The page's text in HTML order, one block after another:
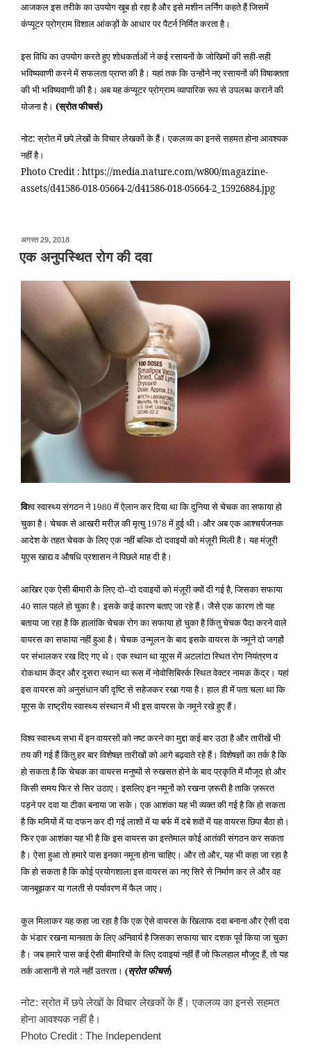
आजकल इस तरीके का उपयोग खूब हो रहा है और इसे मशीन लर्निंग कहते हैं जिसमें
कंप्यूटर प्रोग्राम विशाल आंकड़ों के आधार पर पैटर्न निर्मित करता है।
इस विधि का उपयोग करते हुए शोधकर्ताओं ने कई रसायनों के जोखिमों की सही-सही
भविष्यवाणी करने में सफलता प्राप्त की है। यहां तक कि उन्होंने नए रसायनों की विषाक्तता
की भी भविष्यवाणी की है। अब यह कंप्यूटर प्रोग्राम व्यापारिक रूप से उपलब्ध कराने की
योजना है। (स्रोत फीचर्स)
नोट: स्रोत में छपे लेखों के विचार लेखकों के हैं। एकलव्य का इनसे सहमत होना आवश्यक
नहीं है।
Photo Credit : https://media.nature.com/w800/magazine-
assets/d41586-018-05664-2/d41586-018-05664-2_15926884.jpg
अगस्त 29, 2018पर
प्रकाशित
किया
एक अनुपस्थित रोग की दवा
विश्व स्वास्थ्य संगठन ने 1980में ऐलान कर दिया था कि दुनिया से चेचक का सफाया हो
चुका है। चेचक से आखरी मरीज़ की मृत्यु 1978में हुई थी। और अब एक आश्चर्यजनक
आदेश के तहत चेचक के लिए एक नहीं बल्कि दो दवाइयों को मंज़ूरी मिली है। यह मंज़ूरी
यूएस खाद्य व औषधि प्रशासन ने पिछले माह दी है।
आखिर एक ऐसी बीमारी के लिए दो–दो दवाइयों को मंज़ूरी क्यों दी गई है,जिसका सफाया
40साल पहले हो चुका है। इसके कई कारण बताए जा रहे हैं। जैसे एक कारण तो यह
बताया जा रहा है कि हालांकि चेचक रोग का सफाया हो चुका है किंतु चेचक पैदा करने वाले
वायरस का सफाया नहीं हुआ है। चेचक उन्मूलन के बाद इसके वायरस के नमूने दो जगहों
पर संभालकर रख दिए गए थे। एक स्थान था यूएस में अटलांटा स्थित रोग नियंत्रण व
रोकथाम केंद्र और दूसरा स्थान था रूस में नोवोसिबिर्स्क स्थित वेक्टर नामक केंद्र। यहां
इस वायरस को अनुसंधान की दृष्टि से सहेजकर रखा गया है। हाल ही में पता चला था कि
यूएस के राष्ट्रीय स्वास्थ्य संस्थान में भी इस वायरस के नमूने रखे हुए हैं।
विश्व स्वास्थ्य सभा में इन वायरसों को नष्ट करने का मुद्दा कई बार उठा है और तारीखें भी
तय की गई हैं किंतु हर बार विशेषज्ञ तारीखों को आगे बढ़वाते रहे हैं। विशेषज्ञों का तर्क है कि
हो सकता है कि चेचक का वायरस मनुष्यों से रुखसत होने के बाद प्रकृति में मौजूद हो और
किसी समय फिर से सिर उठाए। इसलिए इन नमूनों को रखना ज़रूरी है ताकि ज़रूरत
पड़ने पर दवा या टीका बनाया जा सके। एक आशंका यह भी व्यक्त की गई है कि हो सकता
है कि ममियों में या दफन कर दी गई लाशों में या बर्फ में दबे शवों में यह वायरस छिपा बैठा हो।
फिर एक आशंका यह भी है कि इस वायरस का इस्तेमाल कोई आतंकी संगठन कर सकता
है। ऐसा हुआ तो हमारे पास इनका नमूना होना चाहिए। और तो और,यह भी कहा जा रहा है
कि हो सकता है कि कोई प्रयोगशाला इस वायरस का नए सिरे से निर्माण कर ले और वह
जानबूझकर या गलती से पर्यावरण में फैल जाए।
कुल मिलाकर यह कहा जा रहा है कि एक ऐसे वायरस के खिलाफ दवा बनाना और ऐसी दवा
के भंडार रखना मानवता के लिए अनिवार्य है जिसका सफाया चार दशक पूर्व किया जा चुका
है। जब हमारे पास कई ऐसी बीमारियों के लिए दवाइयां नहीं हैं जो फिलहाल मौजूद हैं,तो यह
तर्क आसानी से गले नहीं उतरता। (स्रोत फीचर्स)
नोट: स्रोत में छपे लेखों के विचार लेखकों के हैं। एकलव्य का इनसे सहमत
होना आवश्यक नहीं है।
Photo Credit : The Independent